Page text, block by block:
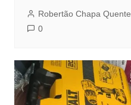
Robertão Chapa Quente
0